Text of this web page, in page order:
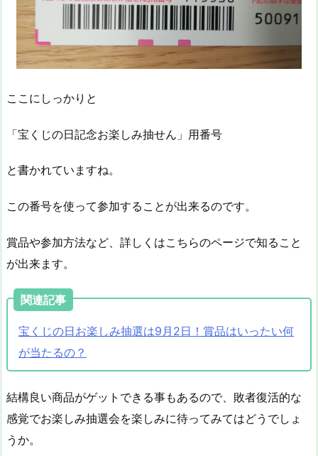
ここにしっかりと
「宝くじの日記念お楽しみ抽せん」用番号
と書かれていますね。
この番号を使って参加することが出来るのです。
賞品や参加方法など、詳しくはこちらのページで知ること
が出来ます。
関連記事
宝くじの日お楽しみ抽選は9月2日！賞品はいったい何
が当たるの？
結構良い商品がゲットできる事もあるので、敗者復活的な
感覚でお楽しみ抽選会を楽しみに待ってみてはどうでしょ
うか。